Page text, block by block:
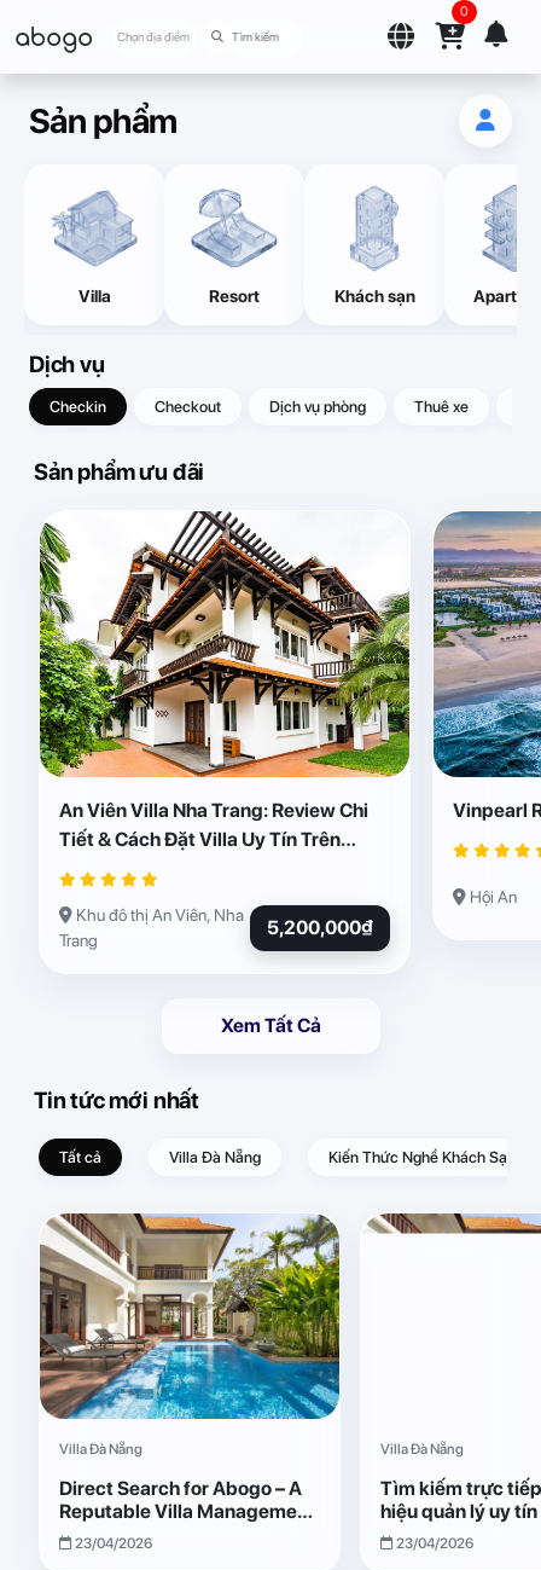
abogo Chọn địa điểm
0
Sản phẩm
Villa Resort Khách sạn
Dịch vụ
Checkin Checkout Dịch vụ phòng Thuê xe
Sản phẩm ưu đãi
An Viên Villa Nha Trang: Review Chi
Tiết & Cách Đặt Villa Uy Tín Trên
Abogo
Khu đô thị An Viên, Nha
Trang
5,200,000₫
Vinpearl
Hội An
Xem Tất Cả
Tin tức mới nhất
Tất cả Villa Đà Nẵng Kiến Thức Nghề Khách Sạn –
Villa Đà Nẵng
Direct Search for Abogo – A
Reputable Villa Management
Brand with Transparent and
Effective Operations
23/04/2026
Villa Đà Nẵng
Tìm kiếm trực
hiệu quản lý uy
Giải pháp vận
quả, minh bạch
23/04/2026